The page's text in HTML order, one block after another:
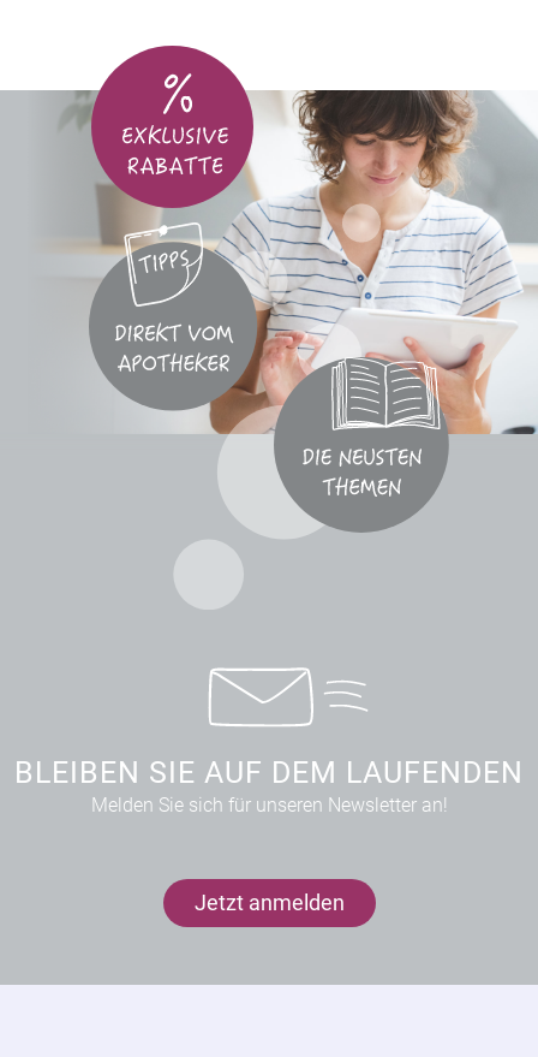
BLEIBEN SIE AUF DEM LAUFENDEN
Melden Sie sich für unseren Newsletter an!
Jetzt anmelden